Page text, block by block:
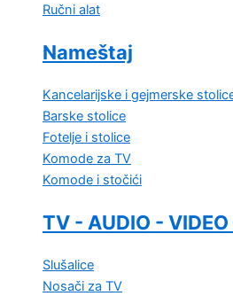
Ručni alat
Nameštaj
Kancelarijske i gejmerske
Barske stolice
Fotelje i stolice
Komode za TV
Komode i stočići
TV - AUDIO -
Slušalice
Nosači za TV